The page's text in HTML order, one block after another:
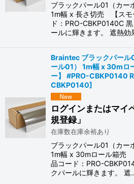
ブラックパール01（カー
1m幅 x 長さ切売 【スモ
ド：PRO-CBKP0140C
ールに輝きます。 遮熱
Braintec ブラックパール
ール01） 1m幅 x 30mロ
ー】 #PRO-CBKP0140
CBKP0140]
ログインまたはマイ
規登録」
在庫数在庫余裕あり
ブラックパール01（カー
1m幅 x 30mロール箱売
品コード：PRO-
クパールに輝きます。 遮